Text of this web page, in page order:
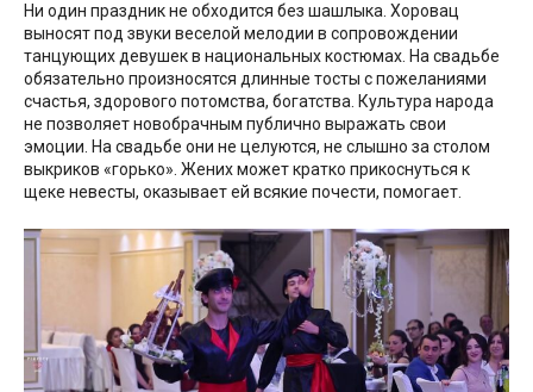
Ни один праздник не обходится без шашлыка. Хоровац
выносят под звуки веселой мелодии в сопровождении
танцующих девушек в национальных костюмах. На свадьбе
обязательно произносятся длинные тосты с пожеланиями
счастья, здорового потомства, богатства. Культура народа
не позволяет новобрачным публично выражать свои
эмоции. На свадьбе они не целуются, не слышно за столом
выкриков «горько». Жених может кратко прикоснуться к
щеке невесты, оказывает ей всякие почести, помогает.